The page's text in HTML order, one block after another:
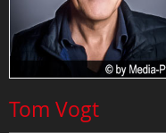
Tom Vogt